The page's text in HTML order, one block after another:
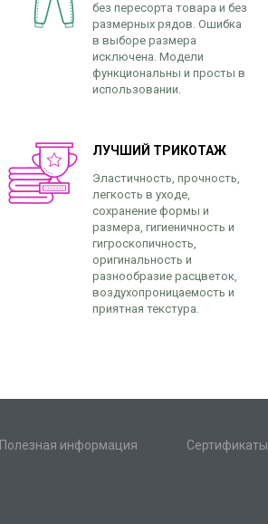
без пересорта товара и без
размерных рядов. Ошибка
в выборе размера
исключена. Модели
функциональны и просты в
использовании.
ЛУЧШИЙ ТРИКОТАЖ
Эластичность, прочность,
легкость в уходе,
сохранение формы и
размера, гигиеничность и
гигроскопичность,
оригинальность и
разнообразие расцветок,
воздухопроницаемость и
приятная текстура.
Полезная информация Сертификаты